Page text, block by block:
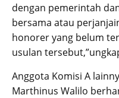
dengan pemerintah
bersama atau
honorer yang belum
usulan
Anggota Komisi A
Marthinus Walilo